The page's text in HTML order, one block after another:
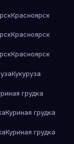
Красноярск
Красноярск
Красноярск
Кукуруза
грудка
Куриная грудка
Куриная грудка